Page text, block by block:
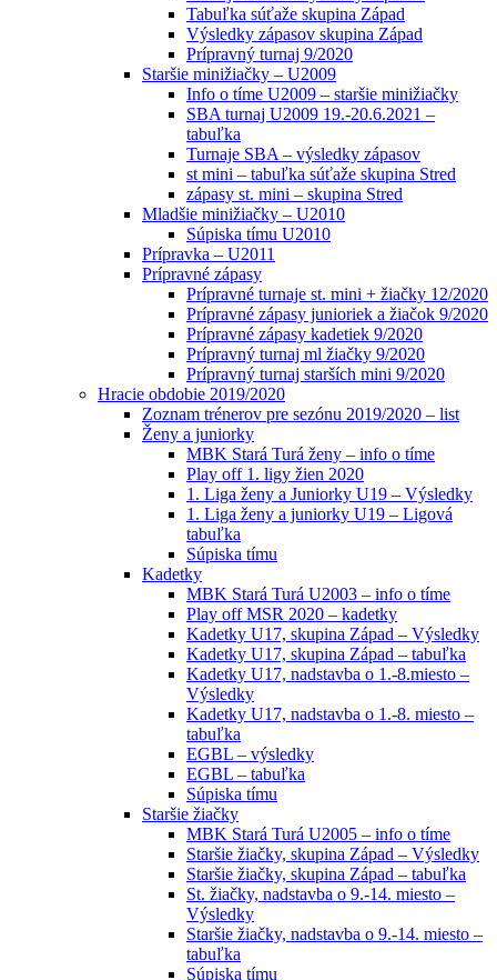
Tabuľka súťaže skupina Západ
Výsledky zápasov skupina Západ
Prípravný turnaj 9/2020
Staršie minižiačky – U2009
Info o tíme U2009 – staršie minižiačky
SBA turnaj U2009 19.-20.6.2021 –
tabuľka
Turnaje SBA – výsledky zápasov
st mini – tabuľka súťaže skupina Stred
zápasy st. mini – skupina Stred
Mladšie minižiačky – U2010
Súpiska tímu U2010
Prípravka – U2011
Prípravné zápasy
Prípravné turnaje st. mini + žiačky 12/2020
Prípravné zápasy junioriek a žiačok 9/2020
Prípravné zápasy kadetiek 9/2020
Prípravný turnaj ml žiačky 9/2020
Prípravný turnaj starších mini 9/2020
Hracie obdobie 2019/2020
Zoznam trénerov pre sezónu 2019/2020 – list
Ženy a juniorky
MBK Stará Turá ženy – info o tíme
Play off 1. ligy žien 2020
1. Liga ženy a Juniorky U19 – Výsledky
1. Liga ženy a juniorky U19 – Ligová
tabuľka
Súpiska tímu
Kadetky
MBK Stará Turá U2003 – info o tíme
Play off MSR 2020 – kadetky
Kadetky U17, skupina Západ – Výsledky
Kadetky U17, skupina Západ – tabuľka
Kadetky U17, nadstavba o 1.-8.miesto –
Výsledky
Kadetky U17, nadstavba o 1.-8. miesto –
tabuľka
EGBL – výsledky
EGBL – tabuľka
Súpiska tímu
Staršie žiačky
MBK Stará Turá U2005 – info o tíme
Staršie žiačky, skupina Západ – Výsledky
Staršie žiačky, skupina Západ – tabuľka
St. žiačky, nadstavba o 9.-14. miesto –
Výsledky
Staršie žiačky, nadstavba o 9.-14. miesto –
tabuľka
Súpiska tímu